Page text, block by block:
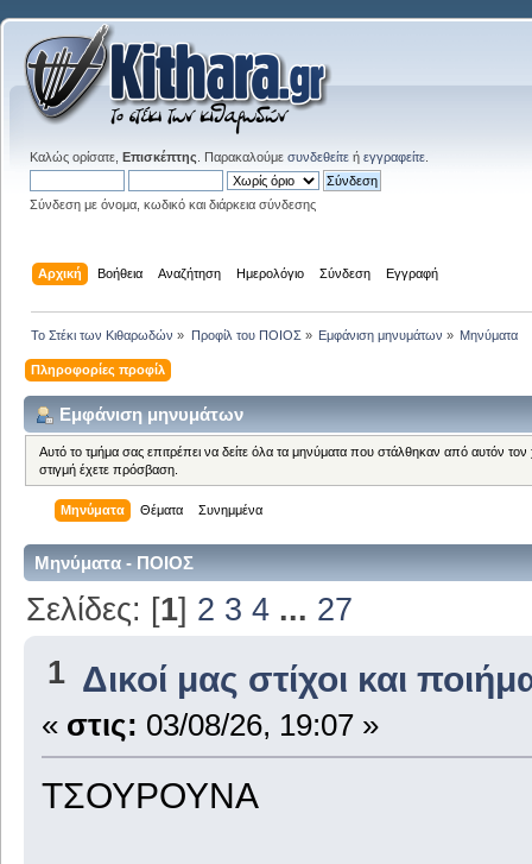
Καλώς ορίσατε, Επισκέπτης . Παρακαλούμε συνδεθείτε ή εγγραφείτε
Σύνδεση με όνομα, κωδικό και διάρκεια σύνδεσης
Αρχική Βοήθεια Αναζήτηση Ημερολόγιο Σύνδεση Εγγραφή
Το Στέκι των Κιθαρωδών » Προφίλ του ΠΟΙΟΣ » Εμφάνιση μηνυμάτων » Μηνύματα
Πληροφορίες προφίλ
Εμφάνιση μηνυμάτων
Αυτό το τμήμα σας επιτρέπει να δείτε όλα τα μηνύματα που στάλθηκαν από αυτόν
στιγμή έχετε πρόσβαση.
Μηνύματα Θέματα Συνημμένα
Μηνύματα - ΠΟΙΟΣ
Σελίδες: [1] 2 3 4 ... 27
1 Δικοί μας στίχοι και
« στις: 03/08/26, 19:07 »
ΤΣΟΥΡΟΥΝΑ